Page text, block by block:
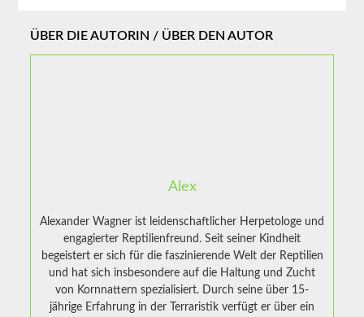
ÜBER DIE AUTORIN / ÜBER DEN AUTOR
Alex
Alexander Wagner ist leidenschaftlicher Herpetologe und
engagierter Reptilienfreund. Seit seiner Kindheit
begeistert er sich für die faszinierende Welt der Reptilien
und hat sich insbesondere auf die Haltung und Zucht
von Kornnattern spezialisiert. Durch seine über 15-
jährige Erfahrung in der Terraristik verfügt er über ein